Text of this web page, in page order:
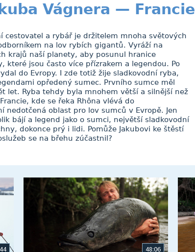
Vágnera — Francie
cestovatel a rybář je držitelem mnoha světových
na lov rybích gigantů. Vyráží na
krajů naší planety, aby posunul hranice
které jsou často více přízrakem a legendou. Po
do Evropy. I zde totiž žije sladkovodní ryba,
opředený sumec. Prvního sumce měl
let. Ryba tehdy byla mnohem větší a silnější než
kde se řeka Rhôna vlévá do
nedotčená oblast pro lov sumců v Evropě. Jen
bájí a legend jako o sumci, největší sladkovodní
dokonce prý i lidi. Pomůže Jakubovi ke štěstí
se na břehu zúčastnil?
48:06